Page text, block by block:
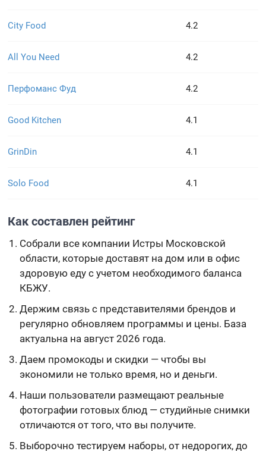
City Food 4.2
All You Need 4.2
Перфоманс Фуд 4.2
Good Kitchen 4.1
GrinDin 4.1
Solo Food 4.1
Как составлен рейтинг
Собрали все компании Истры Московской
области, которые доставят на дом или в офис
здоровую еду с учетом необходимого баланса
КБЖУ.
Держим связь с представителями брендов и
регулярно обновляем программы и цены. База
актуальна на август 2026 года.
Даем промокоды и скидки — чтобы вы
экономили не только время, но и деньги.
Наши пользователи размещают реальные
фотографии готовых блюд — студийные снимки
отличаются от того, что вы получите.
Выборочно тестируем наборы, от недорогих, до